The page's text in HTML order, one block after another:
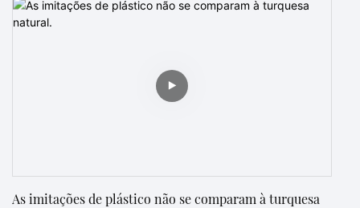
As imitações de plástico não se comparam à turquesa